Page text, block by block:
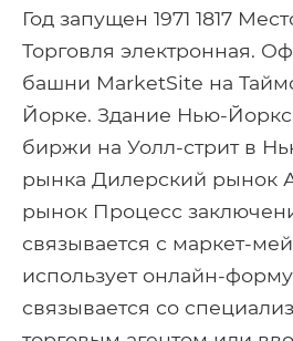
Год запущен 1971 1817
Торговля электронная.
башни MarketSite на
Йорке. Здание Нью-
биржи на Уолл-стрит в
рынка Дилерский рынок
рынок Процесс
связывается с маркет-
использует онлайн-
связывается со